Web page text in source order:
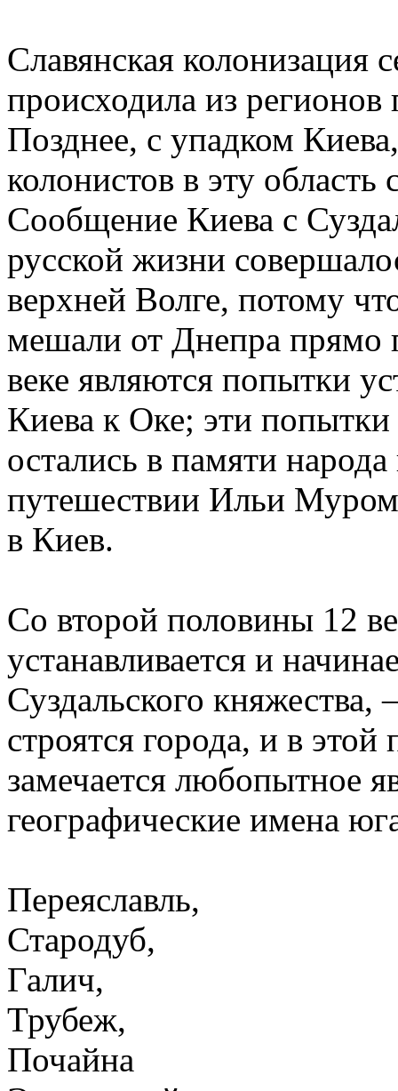
Славянская колонизация
происходила из
Позднее, с упадком
колонистов в эту область
Сообщение Киева с
русской жизни
верхней Волге, потому
мешали от Днепра прямо
веке являются попытки
Киева к Оке; эти
остались в памяти
путешествии Ильи
в Киев.
Со второй половины 12
устанавливается и
Суздальского княжества,
строятся города, и в
замечается любопытное
географические имена
Переяславль,
Стародуб,
Галич,
Трубеж,
Почайна